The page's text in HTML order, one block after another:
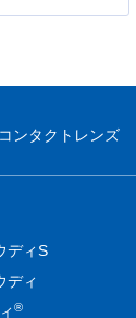
ンタクトレンズ
ディS
ディ
®